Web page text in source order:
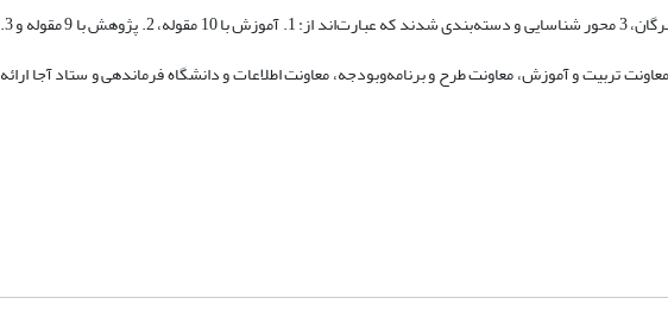
بر اساس بررسی به‌عمل‌آمده از کدهای استخراج‌شده توسط خبرگان، 3 محور شناسایی و دسته‌بندی شدند که عبارت‌اند از: 1. آموزش با 10 مقوله، 2. پژوهش با 9 مقوله و 3.
تربیت و آموزش، معاونت طرح و برنامه‌وبودجه، معاونت اطلاعات و دانشگاه فرماندهی و ستاد آجا ارائه